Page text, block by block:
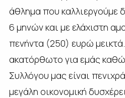
άθλημα που καλλιεργούμε
6 μηνών και με ελάχιστη
πενήντα (250) ευρώ
ακατόρθωτο για εμάς
Συλλόγου μας είναι
μεγάλη οικονομική